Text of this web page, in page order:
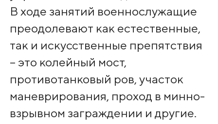
В ходе занятий военнослужащие
преодолевают как естественные,
так и искусственные препятствия
– это колейный мост,
противотанковый ров, участок
маневрирования, проход в минно-
взрывном заграждении и другие.